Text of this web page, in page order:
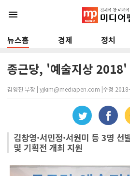
menu
뉴스홈 경제 정치
종근당, '예술지상 2018'
김영진 부장 | yjkim@mediapen.com |수정
김창영·서민정·서원미 등 3명
및 기획전 개최 지원